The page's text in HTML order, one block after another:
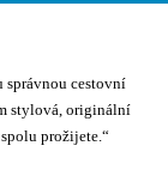
správnou cestovní
stylová, originální
prožijete.“